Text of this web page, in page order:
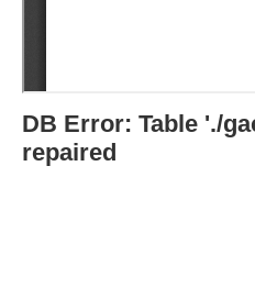
DB Error: Table './
repaired